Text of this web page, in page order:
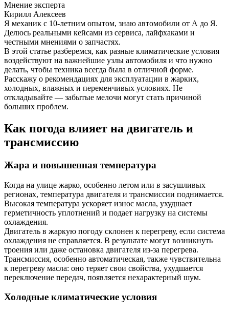
Мнение эксперта
Кирилл Алексеев
Я механик с 10-летним опытом, знаю автомобили от А до Я.
Делюсь реальными кейсами из сервиса, лайфхаками и
честными мнениями о запчастях.
В этой статье разберемся, как разные климатические условия
воздействуют на важнейшие узлы автомобиля и что нужно
делать, чтобы техника всегда была в отличной форме.
Расскажу о рекомендациях для эксплуатации в жарких,
холодных, влажных и переменчивых условиях. Не
откладывайте — забытые мелочи могут стать причиной
больших проблем.
Как погода влияет на двигатель и
трансмиссию
Жара и повышенная температура
Когда на улице жарко, особенно летом или в засушливых
регионах, температура двигателя и трансмиссии поднимается.
Высокая температура ускоряет износ масла, ухудшает
герметичность уплотнений и подает нагрузку на системы
охлаждения.
Двигатель в жаркую погоду склонен к перегреву, если система
охлаждения не справляется. В результате могут возникнуть
троения или даже остановка двигателя из-за перегрева.
Трансмиссия, особенно автоматическая, также чувствительна
к перегреву масла: оно теряет свои свойства, ухудшается
переключение передач, появляется нехарактерный шум.
Холодные климатические условия